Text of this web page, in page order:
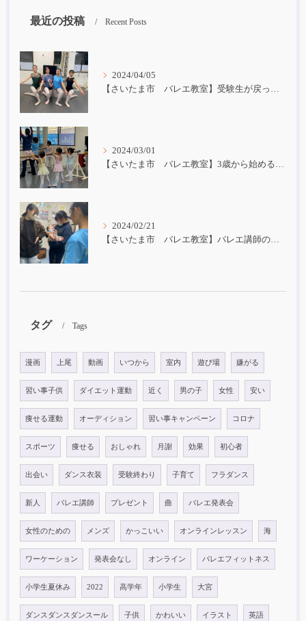
最近の投稿 Recent Posts
2024/04/05
【さいたま市 バレエ教室】受験生が戻ってきました！
2024/03/01
【さいたま市 バレエ教室】3歳から始めるバレエ
2024/02/21
【さいたま市 バレエ教室】バレエ講師の子育て
タグ Tags
漫画 上尾 動画 いつから 室内 遊び場 嫌がる
習い事子供 ダイエット運動 近く 男の子 女性 安い
痩せる運動 オーディション 習い事キャンペーン コロナ
スポーツ 痩せる おしゃれ 月謝 効果 初心者
出会い ダンス衣装 受験終わり 子育て フラダンス
新人 バレエ講師 プレゼント 曲 バレエ発表会
女性のための メンズ かっこいい オンラインレッスン 海
ワーケーション 発表会なし オンライン バレエフィットネス
小学生夏休み 2022 高学年 小学生 大宮
ダンスダンスダンスール 子供 かわいい イラスト 英語